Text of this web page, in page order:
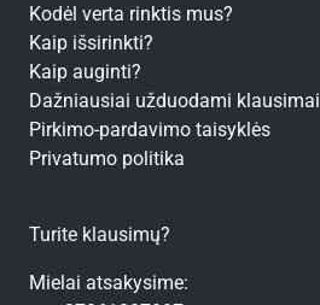
Kodėl verta rinktis mus?
Kaip išsirinkti?
Kaip auginti?
Dažniausiai užduodami klausimai
Pirkimo-pardavimo taisyklės
Privatumo politika
Turite klausimų?
Mielai atsakysime: